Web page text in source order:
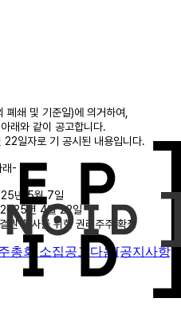
폐쇄 및 기준일)에 의거하여,
래와 같이 공고합니다.
일자로 기 공시된 내용입니다.
래-
년 5월 7일
년 4월 22일
권 행사를 위한 권리주주 확정
총회 소집공고 다음[공지사항]